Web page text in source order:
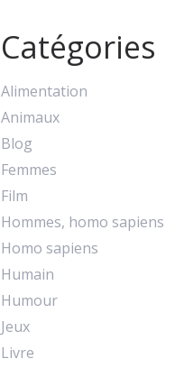
Catégories
Alimentation
Animaux
Blog
Femmes
Film
Hommes, homo sapiens
Homo sapiens
Humain
Humour
Jeux
Livre